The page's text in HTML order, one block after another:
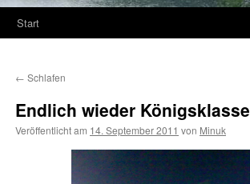
Start
← Schlafen
Endlich wieder Königsklasse
Veröffentlicht am 14. September 2011 von Minuk